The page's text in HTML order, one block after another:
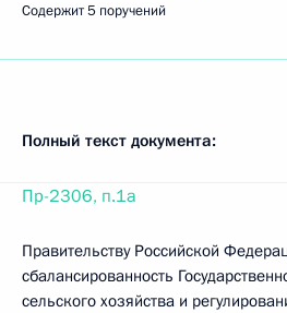
Содержит 5 поручений
Полный текст документа:
Пр-2306, п.1а
Правительству Российской
сбалансированность
сельского хозяйства и